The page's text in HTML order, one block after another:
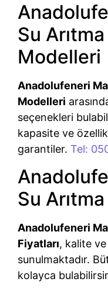
Su
Modelleri
Anadolufeneri
Modelleri
seçenekleri
kapasite ve
garantiler. Tel:
Su
Anadolufeneri
Fiyatları, kalite
sunulmaktadır.
kolayca